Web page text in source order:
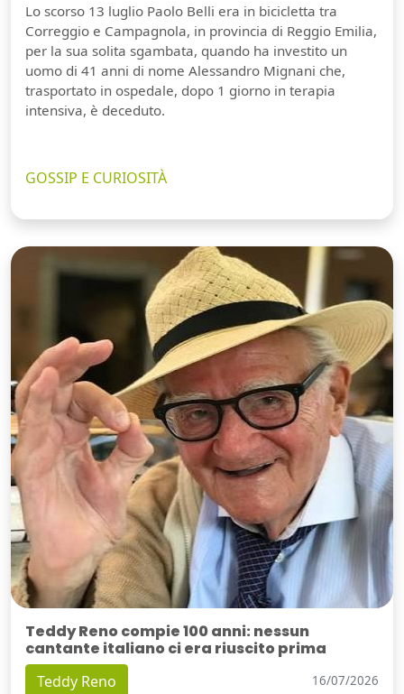
Lo scorso 13 luglio Paolo Belli era in bicicletta tra
Correggio e Campagnola, in provincia di Reggio Emilia,
per la sua solita sgambata, quando ha investito un
uomo di 41 anni di nome Alessandro Mignani che,
trasportato in ospedale, dopo 1 giorno in terapia
intensiva, è deceduto.
GOSSIP E CURIOSITÀ
Teddy Reno compie 100 anni: nessun
cantante italiano ci era riuscito prima
Teddy Reno 16/07/2026